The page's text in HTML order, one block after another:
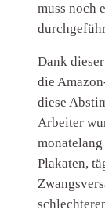
muss noch
Dank
die
diese
Arbeiter
Plakaten,